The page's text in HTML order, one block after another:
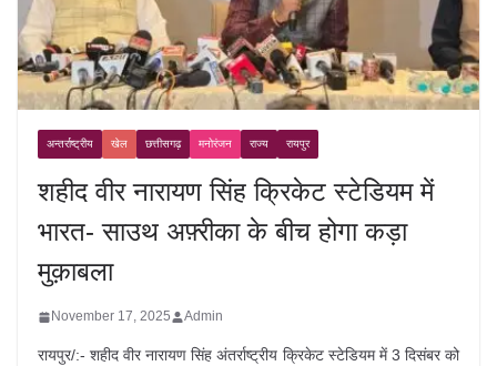
अन्तर्राष्ट्रीय खेल छत्तीसगढ़ मनोरंजन राज्य रायपुर
शहीद वीर नारायण सिंह क्रिकेट स्टेडियम में
भारत- साउथ अफ़्रीका के बीच होगा कड़ा
मुक़ाबला
November 17, 2025 Admin
रायपुर/:- शहीद वीर नारायण सिंह अंतर्राष्ट्रीय क्रिकेट स्टेडियम में 3 दिसंबर को